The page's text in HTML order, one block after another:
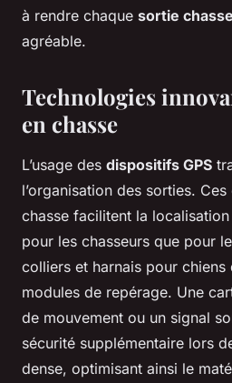
à rendre chaque sortie chasse
agréable.
Technologies
en chasse
L’usage des dispositifs GPS
l’organisation des sorties.
chasse facilitent la
pour les chasseurs que pour
colliers et harnais pour chiens
modules de repérage. Une
de mouvement ou un signal
sécurité supplémentaire lors
dense, optimisant ainsi le